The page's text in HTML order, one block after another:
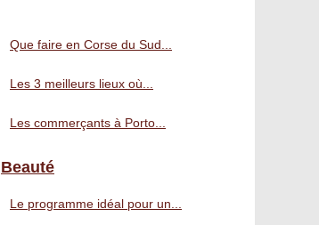
Que faire en Corse du Sud...
Les 3 meilleurs lieux où...
Les commerçants à Porto...
Beauté
Le programme idéal pour un...